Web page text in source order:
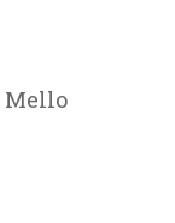
Mello